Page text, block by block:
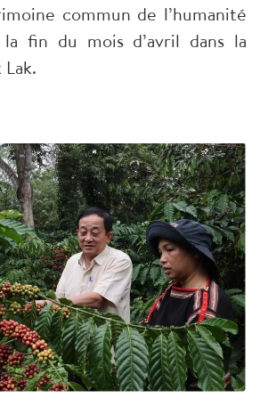
commun de l’humanité
fin du mois d’avril dans la